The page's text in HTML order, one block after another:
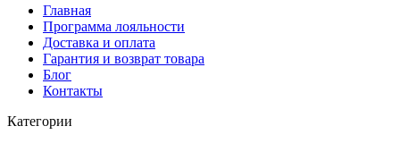
Главная
Программа лояльности
Доставка и оплата
Гарантия и возврат товара
Блог
Контакты
Категории